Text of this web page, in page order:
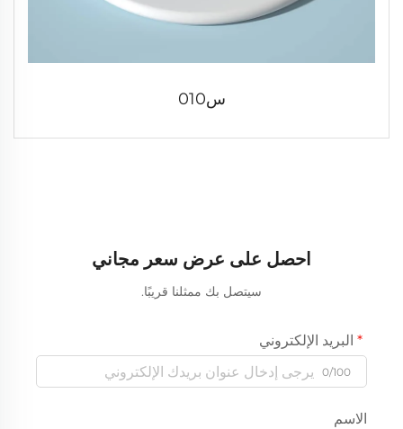
س010
احصل على عرض سعر مجاني
سيتصل بك ممثلنا قريبًا.
البريد الإلكتروني
0/100
الاسم